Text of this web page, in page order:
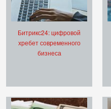
Битрикс24: цифровой
хребет современного
бизнеса